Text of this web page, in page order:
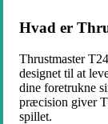
Hvad er
Thrustmaster
designet til at
dine foretrukne
præcision giver
spillet.